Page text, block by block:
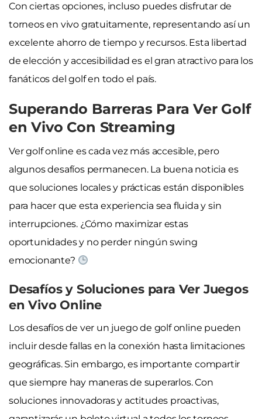
Con ciertas opciones, incluso puedes disfrutar de
torneos en vivo gratuitamente, representando así un
excelente ahorro de tiempo y recursos. Esta libertad
de elección y accesibilidad es el gran atractivo para los
fanáticos del golf en todo el país.
Superando Barreras Para Ver Golf
en Vivo Con Streaming
Ver golf online es cada vez más accesible, pero
algunos desafíos permanecen. La buena noticia es
que soluciones locales y prácticas están disponibles
para hacer que esta experiencia sea fluida y sin
interrupciones. ¿Cómo maximizar estas
oportunidades y no perder ningún swing
emocionante?
Desafíos y Soluciones para Ver Juegos
en Vivo Online
Los desafíos de ver un juego de golf online pueden
incluir desde fallas en la conexión hasta limitaciones
geográficas. Sin embargo, es importante compartir
que siempre hay maneras de superarlos. Con
soluciones innovadoras y actitudes proactivas,